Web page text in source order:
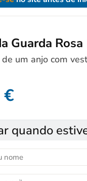
Guarda
um anjo com
€
quando